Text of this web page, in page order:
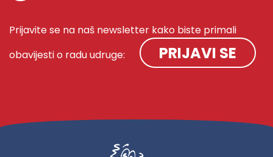
Prijavite se na naš newsletter kako biste primali
obavijesti o radu udruge:
PRIJAVI SE